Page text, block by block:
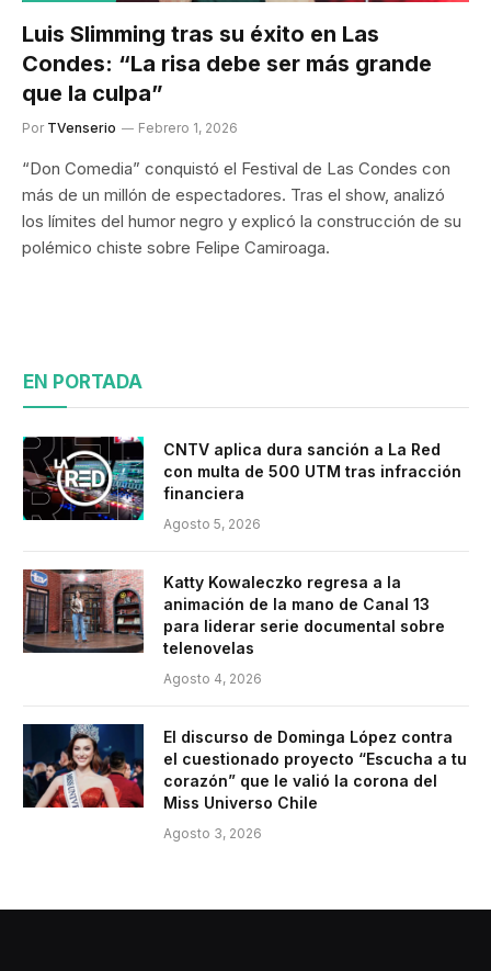
Luis Slimming tras su éxito en Las
Condes: “La risa debe ser más grande
que la culpa”
Por TVenserio Febrero 1, 2026
“Don Comedia” conquistó el Festival de Las Condes con
más de un millón de espectadores. Tras el show, analizó
los límites del humor negro y explicó la construcción de su
polémico chiste sobre Felipe Camiroaga.
EN PORTADA
CNTV aplica dura sanción a La Red
con multa de 500 UTM tras infracción
financiera
Agosto 5, 2026
Katty Kowaleczko regresa a la
animación de la mano de Canal 13
para liderar serie documental sobre
telenovelas
Agosto 4, 2026
El discurso de Dominga López contra
el cuestionado proyecto “Escucha a tu
corazón” que le valió la corona del
Miss Universo Chile
Agosto 3, 2026